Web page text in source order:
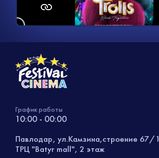
График работы
10:00 - 00:00
Павлодар, ул.Камзина,строение 67/1
ТРЦ "Batyr mall", 2 этаж